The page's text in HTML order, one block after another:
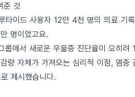
것
타이드 사용자 12만 4천 명의 의료 기
명이었고요.
룹에서 새로운 우울증 진단율이 오히
량 자체가 가져오는 심리적 이점, 염증
제시했습니다.